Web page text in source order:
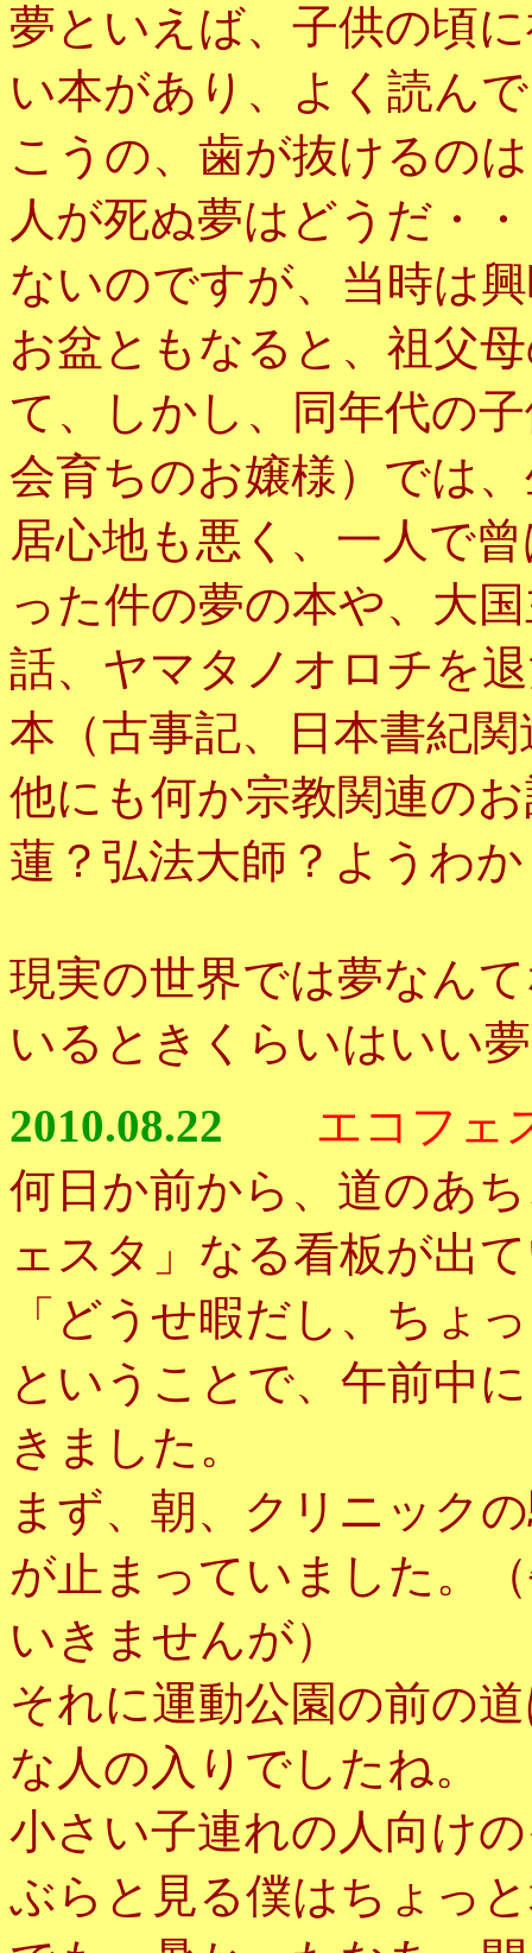
夢といえば、子供の頃
い本があり、よく読ん
こうの、歯が抜けるの
人が死ぬ夢はどうだ・
ないのですが、当時は
お盆ともなると、祖父
て、しかし、同年代の
会育ちのお嬢様）では
居心地も悪く、一人で
った件の夢の本や、大
話、ヤマタノオロチを
本（古事記、日本書紀
他にも何か宗教関連の
蓮？弘法大師？ようわ
現実の世界では夢なん
いるときくらいはいい
2010.08.22
エコフェ
何日か前から、道のあ
ェスタ」なる看板が出
「どうせ暇だし、ちょ
ということで、午前中
きました。
まず、朝、クリニック
が止まっていました。
いきませんが）
それに運動公園の前の
な人の入りでしたね。
小さい子連れの人向け
ぶらと見る僕はちょっ